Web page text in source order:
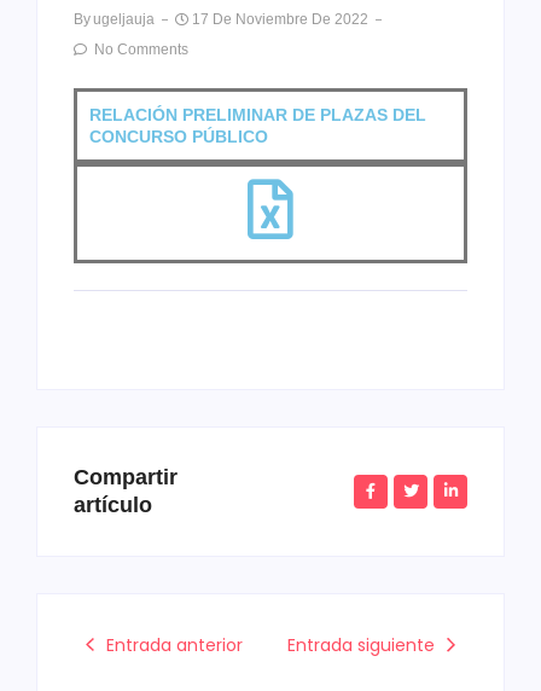
By Ugeljauja
17 De Noviembre De 2022
No Comments
RELACIÓN PRELIMINAR DE PLAZAS DEL
CONCURSO PÚBLICO
Compartir
artículo
Entrada anterior Entrada siguiente